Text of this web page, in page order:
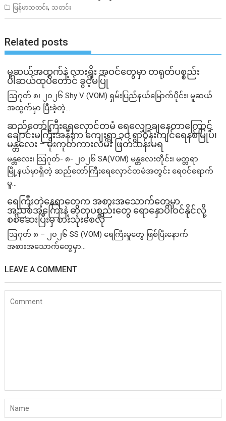
မြန်မာသတင်း, သတင်း
Related posts
မူဆယ်အထွက်နဲ့ လားရှိုး အဝင်တွေမှာ တရုတ်ပစ္စည်း
ပါဆယ်ထုပ်တောင် ခွင့်မပြု
ဩဂုတ် ၈၊ ၂၀၂၆ Shy V (VOM) ရှမ်းပြည်နယ်မြောက်ပိုင်း၊ မူဆယ်
အထွက်မှာ ပြီးခဲ့တဲ့...
ဆည်တော်ကြီးရေလှောင်တမံ ရေလျှော့ချနေတာကြောင့်
ချောင်းမကြီးအနီးက ကျေးရွာ ၁၀ ရွာဝန်းကျင်ရေနစ်မြုပ်၊
မန္တလေး – မိုးကုတ်ကားလမ်း ဖြတ်သန်းမရ
မန္တလေး၊ သြဂုတ်- ၈- ၂၀၂၆ SA(VOM) မန္တလေးတိုင်း၊ မတ္တရာ
မြို့နယ်မှာရှိတဲ့ ဆည်တော်ကြီးရေလှောင်တမံအတွင်း ရေဝင်ရောက်
မှု...
ရေကြီးတဲ့​နေရာ​တွေက အစားအသောက်တွေမှာ
အညစ်အကြေးနဲ့ ဓာတုပစ္စည်းတွေ ရောနှောပါဝင်နိုင်လို့
စစ်ဆေးပြီးမှ စားသုံးစေလို
ဩဂုတ် ၈ – ၂၀၂၆ SS (VOM) ရေကြီးမှုတွေ ဖြစ်ပြီးနောက်
အစားအသောက်တွေမှာ...
LEAVE A COMMENT